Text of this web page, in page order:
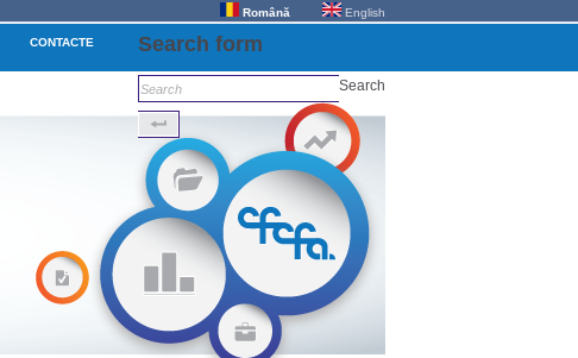
English
Română
Search form
Search
CONTACTE